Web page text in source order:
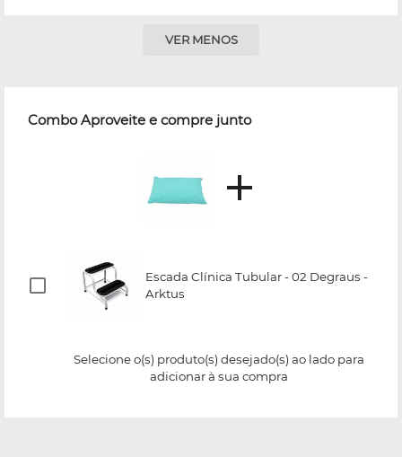
VER MENOS
Combo Aproveite e compre junto
Escada Clínica Tubular - 02 Degraus -
Arktus
Selecione o(s) produto(s) desejado(s) ao lado para
adicionar à sua compra